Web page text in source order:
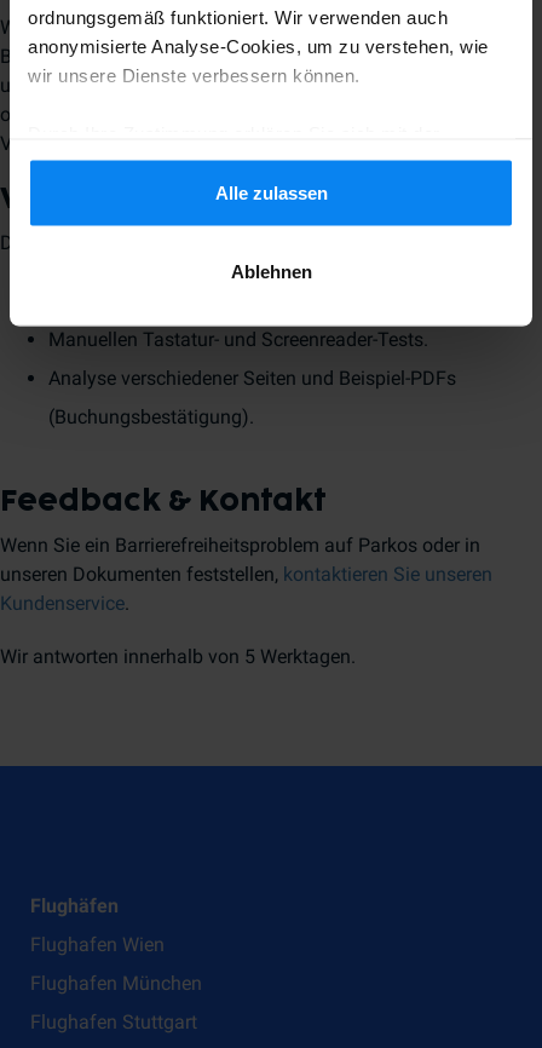
ordnungsgemäß funktioniert. Wir verwenden auch
anonymisierte Analyse-Cookies, um zu verstehen, wie
wir unsere Dienste verbessern können.
Verwendung von Cookies gemäß den Regeln in Ihrem
Land einverstanden, können Ihre Einstellungen jedoch
jederzeit anpassen. Alle Einzelheiten finden Sie in
Alle zulassen
Ablehnen
Wenn Sie bestimmte Inhalte oder Dokumente aufgrund einer
Behinderung nicht nutzen können, kontaktieren Sie bitte
unseren Kundenservice. Wir stellen Ihnen die Informationen
oder das Dokument gern in einem barrierefreien Format zur
Verfügung.
Wie wir dies feststellen
Der Barrierefreiheitsstatus basiert auf:
Manuellen Tastatur- und Screenreader-Tests.
Analyse verschiedener Seiten und Beispiel-PDFs
(Buchungsbestätigung).
Feedback & Kontakt
Wenn Sie ein Barrierefreiheitsproblem auf Parkos oder in
unseren Dokumenten feststellen, kontaktieren Sie unseren
Kundenservice.
Wir antworten innerhalb von 5 Werktagen.
Flughäfen
Flughafen Wien
Flughafen München
Flughafen Stuttgart